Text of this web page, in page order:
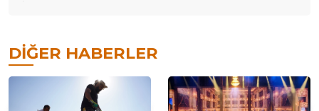
DIĞER HABERLER